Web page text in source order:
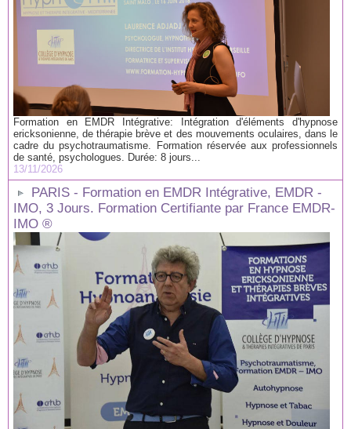
Formation en EMDR Intégrative: Intégration d'éléments d'hypnose
ericksonienne, de thérapie brève et des mouvements oculaires, dans le
cadre du psychotraumatisme. Formation réservée aux professionnels
de santé, psychologues. Durée: 8 jours...
13/11/2026
PARIS - Formation en EMDR Intégrative, EMDR -
IMO, 3 Jours. Formation Certifiante par France EMDR-
IMO ®